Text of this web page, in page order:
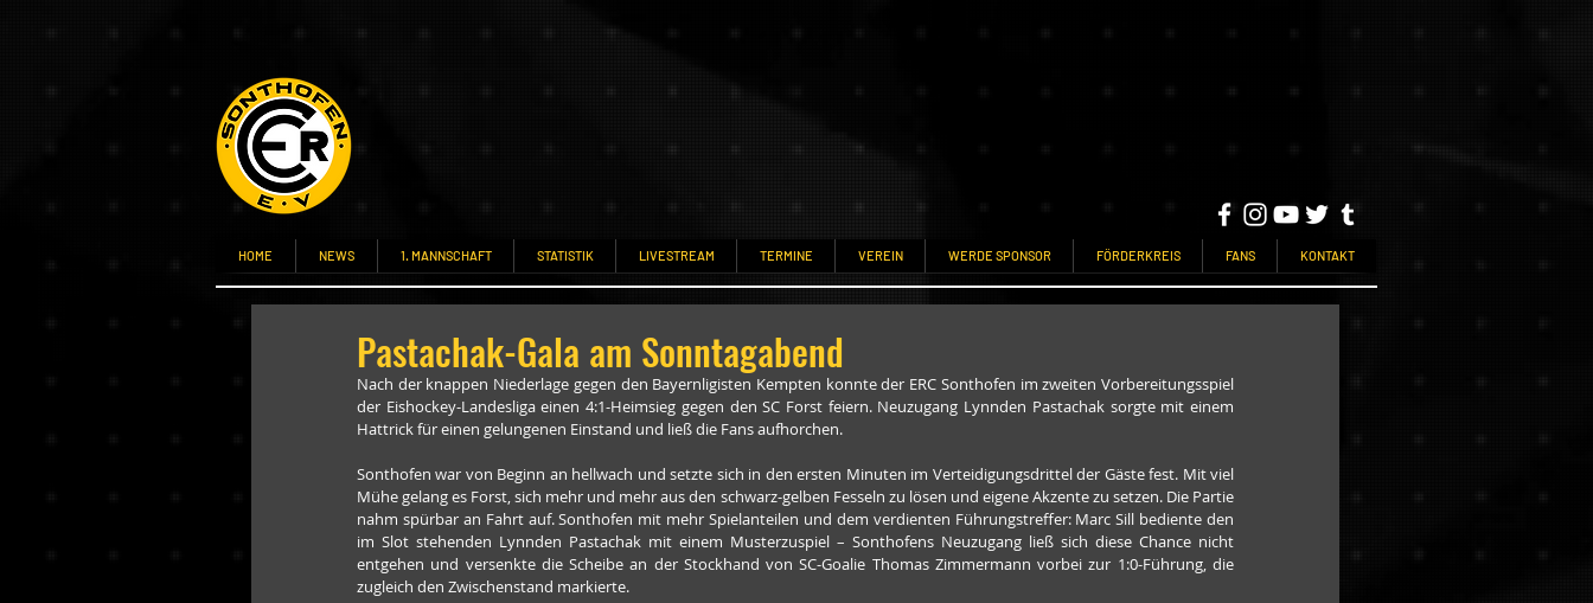
HOME NEWS 1. MANNSCHAFT STATISTIK LIVESTREAM TERMINE VEREIN WERDE SPONSOR FÖRDERKREIS FANS KONTAKT
Pastachak-Gala am Sonntagabend
Nach der knappen Niederlage gegen den Bayernligisten Kempten konnte der ERC Sonthofen im zweiten Vorbereitungsspiel
der Eishockey-Landesliga einen 4:1-Heimsieg gegen den SC Forst feiern. Neuzugang Lynnden Pastachak sorgte mit einem
Hattrick für einen gelungenen Einstand und ließ die Fans aufhorchen.
Sonthofen war von Beginn an hellwach und setzte sich in den ersten Minuten im Verteidigungsdrittel der Gäste fest. Mit viel
Mühe gelang es Forst, sich mehr und mehr aus den schwarz-gelben Fesseln zu lösen und eigene Akzente zu setzen. Die Partie
nahm spürbar an Fahrt auf. Sonthofen mit mehr Spielanteilen und dem verdienten Führungstreffer: Marc Sill bediente den
im Slot stehenden Lynnden Pastachak mit einem Musterzuspiel – Sonthofens Neuzugang ließ sich diese Chance nicht
entgehen und versenkte die Scheibe an der Stockhand von SC-Goalie Thomas Zimmermann vorbei zur 1:0-Führung, die
zugleich den Zwischenstand markierte.